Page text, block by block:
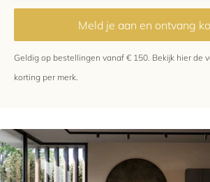
Meld je aan en ontvang
Geldig op bestellingen vanaf € 150. Bekijk hier de
korting per merk.